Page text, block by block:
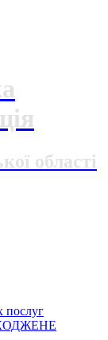
області
послуг